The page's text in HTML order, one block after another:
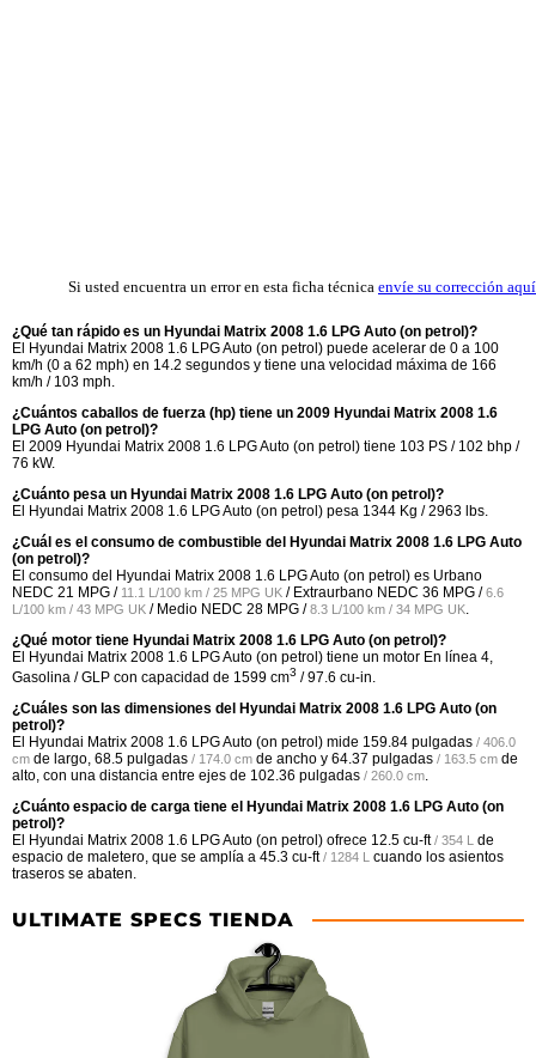
Si usted encuentra un error en esta ficha técnica envíe su corrección aquí
¿Qué tan rápido es un Hyundai Matrix 2008 1.6 LPG Auto (on petrol)?
El Hyundai Matrix 2008 1.6 LPG Auto (on petrol) puede acelerar de 0 a 100
km/h (0 a 62 mph) en 14.2 segundos y tiene una velocidad máxima de 166
km/h / 103 mph.
¿Cuántos caballos de fuerza (hp) tiene un 2009 Hyundai Matrix 2008 1.6
LPG Auto (on petrol)?
El 2009 Hyundai Matrix 2008 1.6 LPG Auto (on petrol) tiene 103 PS / 102 bhp /
76 kW.
¿Cuánto pesa un Hyundai Matrix 2008 1.6 LPG Auto (on petrol)?
El Hyundai Matrix 2008 1.6 LPG Auto (on petrol) pesa 1344 Kg / 2963 lbs.
¿Cuál es el consumo de combustible del Hyundai Matrix 2008 1.6 LPG Auto
(on petrol)?
El consumo del Hyundai Matrix 2008 1.6 LPG Auto (on petrol) es Urbano
NEDC 21 MPG / 11.1 L/100 km / 25 MPG UK / Extraurbano NEDC 36 MPG /6.6
L/100 km / 43 MPG UK / Medio NEDC 28 MPG /8.3 L/100 km / 34 MPG UK.
¿Qué motor tiene Hyundai Matrix 2008 1.6 LPG Auto (on petrol)?
El Hyundai Matrix 2008 1.6 LPG Auto (on petrol) tiene un motor En línea 4,
Gasolina / GLP con capacidad de 1599 cm3 / 97.6 cu-in.
¿Cuáles son las dimensiones del Hyundai Matrix 2008 1.6 LPG Auto (on
petrol)?
El Hyundai Matrix 2008 1.6 LPG Auto (on petrol) mide 159.84 pulgadas / 406.0
cm de largo, 68.5 pulgadas / 174.0 cm de ancho y 64.37 pulgadas / 163.5 cm de
alto, con una distancia entre ejes de 102.36 pulgadas / 260.0 cm.
¿Cuánto espacio de carga tiene el Hyundai Matrix 2008 1.6 LPG Auto (on
petrol)?
El Hyundai Matrix 2008 1.6 LPG Auto (on petrol) ofrece 12.5 cu-ft / 354 L de
espacio de maletero, que se amplía a 45.3 cu-ft / 1284 L cuando los asientos
traseros se abaten.
ULTIMATE SPECS TIENDA